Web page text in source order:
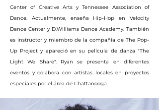
Center of Creative Arts y Tennessee Association of
Dance. Actualmente, enseña Hip-Hop en Velocity
Dance Center y D.Williams Dance Academy. También
es instructor y miembro de la compañía de The Pop-
Up Project y apareció en su película de danza "The
Light We Share". Ryan se presenta en diferentes
eventos y colabora con artistas locales en proyectos
especiales por el área de Chattanooga.